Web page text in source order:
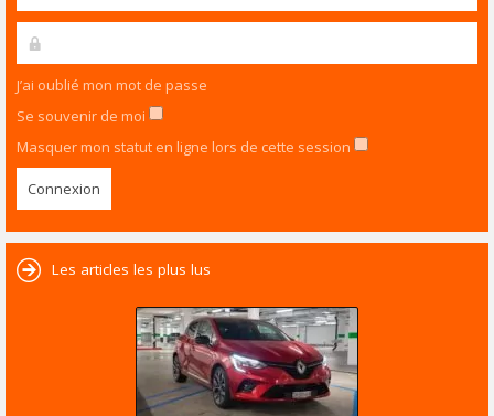
J’ai oublié mon mot de passe
Se souvenir de moi
Masquer mon statut en ligne lors de cette session
Les articles les plus lus